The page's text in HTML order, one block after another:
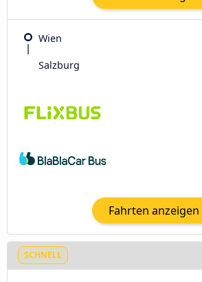
Wien
Salzburg
Fahrten anzeigen
SCHNELL